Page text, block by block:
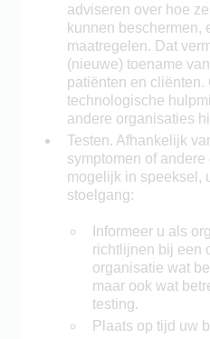
adviseren over hoe
kunnen beschermen,
maatregelen. Dat
(nieuwe) toename
patiënten en cliënten.
technologische
andere organisaties
Testen. Afhankelijk
symptomen of
mogelijk in speeksel,
stoelgang:
Informeer u als
richtlijnen bij een
organisatie wat
maar ook wat
testing.
Plaats op tijd uw